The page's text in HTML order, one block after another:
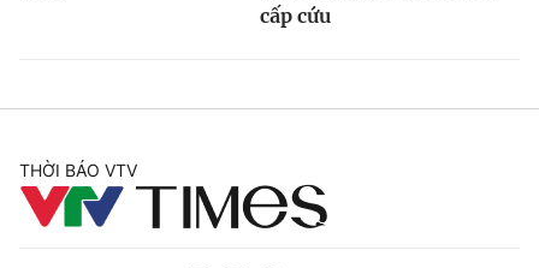
cấp cứu
THỜI BÁO VTV